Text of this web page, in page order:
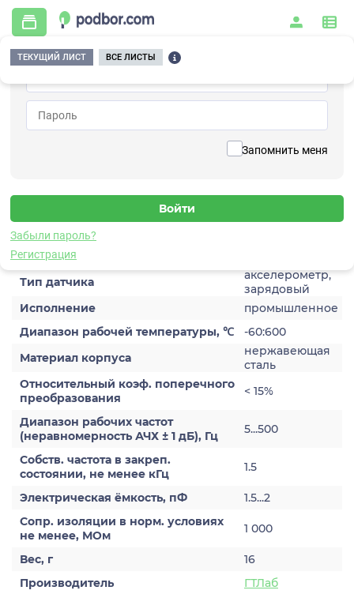
Запомнить меня
Забыли пароль?
Регистрация
ТЕКУЩИЙ ЛИСТ ВСЕ ЛИСТЫ
Главная / Контрольно-измерительные приборы и автоматика / Датчики /
Виброускорения / 1C290HA
Датчик виброускорения
Характеристики
Тип датчика
акселерометр,
зарядовый
Исполнение
промышленное
Диапазон рабочей температуры, ℃
-60:600
Материал корпуса
нержавеющая
сталь
Относительный коэф. поперечного
преобразования
< 15%
Диапазон рабочих частот
(неравномерность АЧХ ± 1 дБ), Гц
5...500
Собств. частота в закреп.
состоянии, не менее кГц
1.5
Электрическая ёмкость, пФ
1.5...2
Сопр. изоляции в норм. условиях
не менее, МОм
1 000
Вес, г
16
Производитель
ГТЛаб